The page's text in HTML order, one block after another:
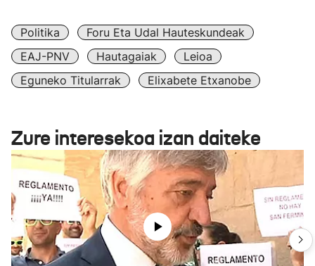
Politika
Foru Eta Udal Hauteskundeak
EAJ-PNV
Hautagaiak
Leioa
Eguneko Titularrak
Elixabete Etxanobe
Zure interesekoa izan daiteke